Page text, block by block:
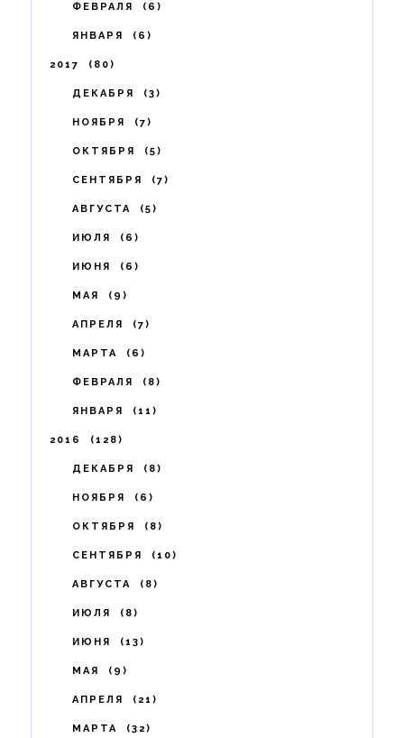
ФЕВРАЛЯ 6
ЯНВАРЯ 6
2017 80
ДЕКАБРЯ 3
НОЯБРЯ 7
ОКТЯБРЯ 5
СЕНТЯБРЯ 7
АВГУСТА 5
ИЮЛЯ 6
ИЮНЯ 6
МАЯ 9
АПРЕЛЯ 7
МАРТА 6
ФЕВРАЛЯ 8
ЯНВАРЯ 11
2016 128
ДЕКАБРЯ 8
НОЯБРЯ 6
ОКТЯБРЯ 8
СЕНТЯБРЯ 10
АВГУСТА 8
ИЮЛЯ 8
ИЮНЯ 13
МАЯ 9
АПРЕЛЯ 21
МАРТА 32